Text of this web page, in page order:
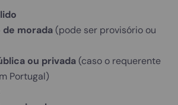
morada (pode ser provisório ou
ou privada (caso o requerente
Portugal)